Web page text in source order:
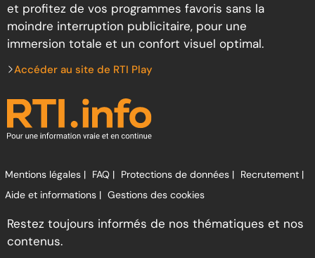
et profitez de vos programmes favoris sans la
moindre interruption publicitaire, pour une
immersion totale et un confort visuel optimal.
Accéder au site de RTI Play
Mentions légales | FAQ | Protections de données | Recrutement |
Aide et informations | Gestions des cookies
Restez toujours informés de nos thématiques et nos
contenus.